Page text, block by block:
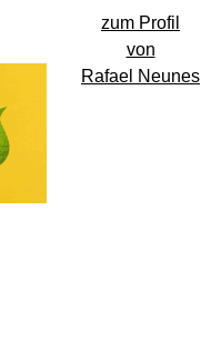
zum Profil
von
Rafael Neunes